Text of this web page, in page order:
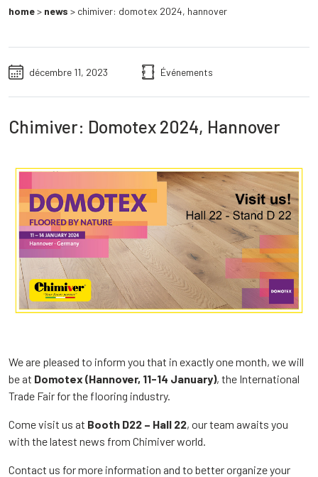
home> news > chimiver: domotex 2024, hannover
décembre 11, 2023 Événements
Chimiver: Domotex 2024, Hannover
We are pleased to inform you that in exactly one month, we will
be at Domotex (Hannover, 11-14 January), the International
Trade Fair for the flooring industry.
Come visit us at Booth D22 – Hall 22, our team awaits you
with the latest news from Chimiver world.
Contact us for more information and to better organize your